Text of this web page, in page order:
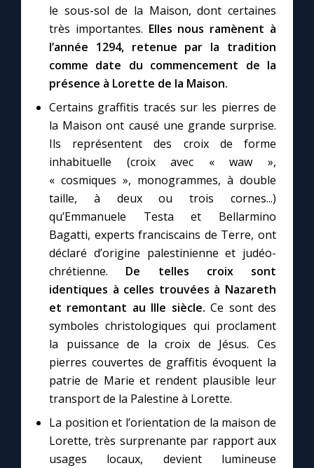
le sous-sol de la Maison, dont certaines
très importantes. Elles nous ramènent à
l’année 1294, retenue par la tradition
comme date du commencement de la
présence à Lorette de la Maison.
Certains graffitis tracés sur les pierres de
la Maison ont causé une grande surprise.
Ils représentent des croix de forme
inhabituelle (croix avec « waw »,
« cosmiques », monogrammes, à double
taille, à deux ou trois cornes...)
qu’Emmanuele Testa et Bellarmino
Bagatti, experts franciscains de Terre, ont
déclaré d’origine palestinienne et judéo-
chrétienne. De telles croix sont
identiques à celles trouvées à Nazareth
et remontant au IIIe siècle. Ce sont des
symboles christologiques qui proclament
la puissance de la croix de Jésus. Ces
pierres couvertes de graffitis évoquent la
patrie de Marie et rendent plausible leur
transport de la Palestine à Lorette.
La position et l’orientation de la maison de
Lorette, très surprenante par rapport aux
usages locaux, devient lumineuse